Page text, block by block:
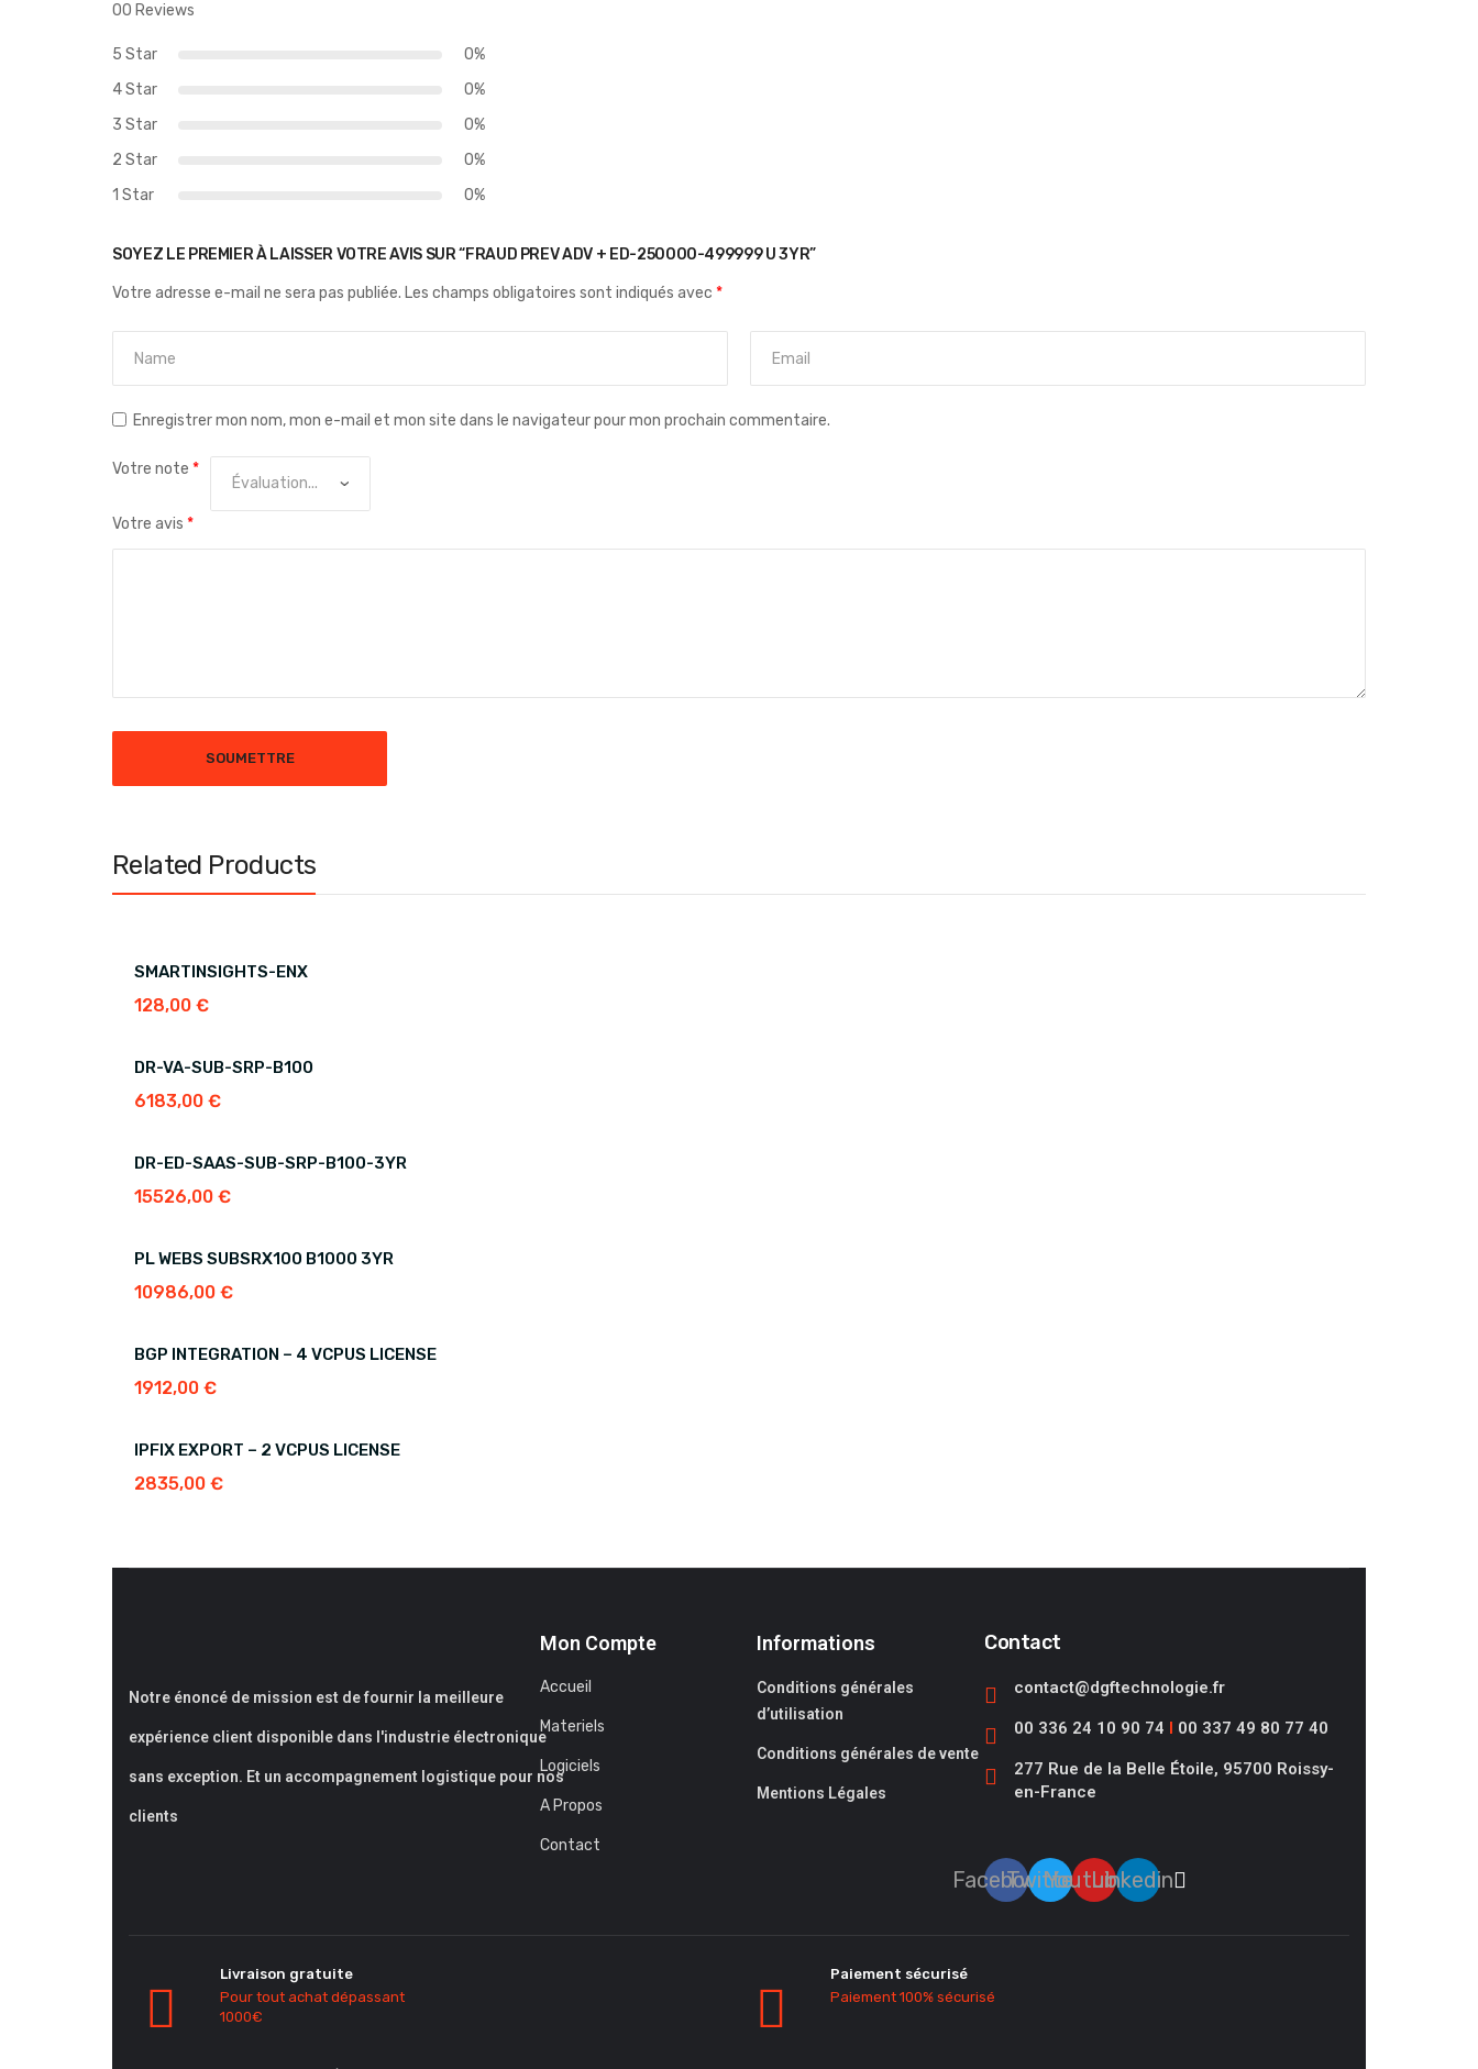
00 Reviews
5 Star
0%
4 Star
0%
3 Star
0%
2 Star
0%
1 Star
0%
SOYEZ LE PREMIER À LAISSER VOTRE AVIS SUR “FRAUD PREV ADV + ED-250000-499999 U 3YR”
Votre adresse e-mail ne sera pas publiée. Les champs obligatoires sont indiqués avec *
Enregistrer mon nom, mon e-mail et mon site dans le navigateur pour mon prochain commentaire.
Votre note *
Votre avis *
Related Products
SMARTINSIGHTS-ENX
128,00 €
DR-VA-SUB-SRP-B100
6183,00 €
DR-ED-SAAS-SUB-SRP-B100-3YR
15526,00 €
PL WEBS SUBSRX100 B1000 3YR
10986,00 €
BGP INTEGRATION – 4 VCPUS LICENSE
1912,00 €
IPFIX EXPORT – 2 VCPUS LICENSE
2835,00 €
Notre énoncé de mission est de fournir la meilleure
expérience client disponible dans l'industrie électronique
sans exception. Et un accompagnement logistique pour nos
clients
Mon Compte
Accueil
Materiels
Logiciels
A Propos
Contact
Informations
Conditions générales
d’utilisation
Conditions générales de vente
Mentions Légales
Contact
contact@dgftechnologie.fr
00 336 24 10 90 74 I 00 337 49 80 77 40
277 Rue de la Belle Étoile, 95700 Roissy-
en-France
Facebook
TwitterYoutubeLinkedin
Livraison gratuite
Pour tout achat dépassant
1000€
Paiement sécurisé
Paiement 100% sécurisé